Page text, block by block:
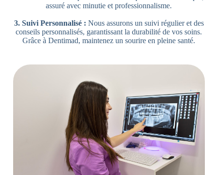
assuré avec minutie et professionnalisme.
3. Suivi Personnalisé : Nous assurons un suivi régulier et des
conseils personnalisés, garantissant la durabilité de vos soins.
Grâce à Dentimad, maintenez un sourire en pleine santé.